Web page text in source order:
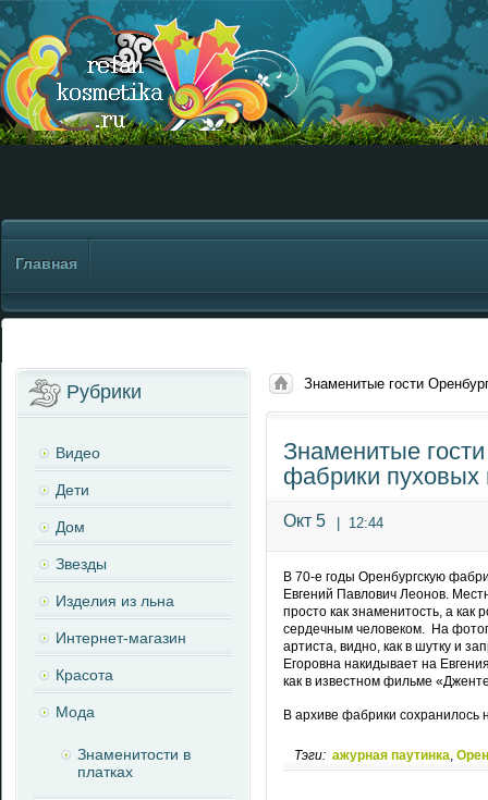
Главная
Знаменитые гости
Знаменитые
фабрики пуховых
Окт 5 12:44
В 70-е годы Оренбургскую
Евгений Павлович Леонов.
просто как знаменитость, а как
сердечным человеком. На
артиста, видно, как в шутку и
Егоровна накидывает на
как в известном фильме
В архиве фабрики сохранилось
Тэги: ажурная паутинка,
Рубрики
Видео
Дети
Дом
Звезды
Изделия из льна
Интернет-магазин
Красота
Мода
Знаменитости в
платках